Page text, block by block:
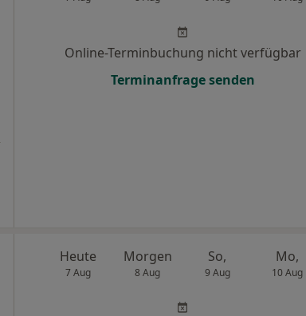
Online-Terminbuchung nicht verfügbar
Terminanfrage senden
Heute
7 Aug
Morgen
8 Aug
So,
9 Aug
Mo,
10 Aug